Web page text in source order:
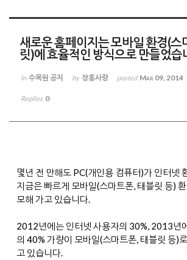
새로운 홈페이지는 모바일 환경(스
릿)에 효율적인 방식으로 만들었습
In 수목원 공지 by 장흥사랑 posted Mar 09, 2014
Replies 0
몇년 전 만해도 PC(개인용 컴퓨터)가 인터넷
지금은 빠르게 모바일(스마트폰, 태블릿 등)
모해 가고 있습니다.
2012년에는 인터넷 사용자의 30%, 2013년
의 40% 가량이 모바일(스마트폰, 태블릿 등)
고 있습니다.